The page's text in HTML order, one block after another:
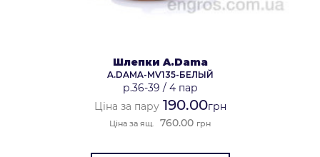
Шлепки A.Dama
A.DAMA-MV135-БЕЛЫЙ
р.36-39 / 4 пар
Ціна за пару190.00грн
Ціна за ящ. 760.00 грн